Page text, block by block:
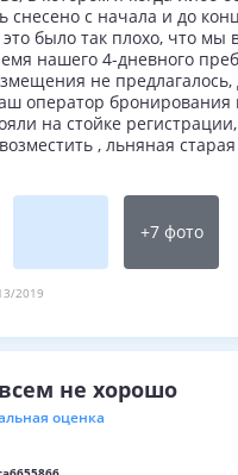
снесено с начала и до
было так плохо, что мы
нашего 4-дневного
не
оператор бронирования
на стойке
, льняная
не закрывалась бы
было разморозить,
это место все еще
+7фото
2019
не хорошо
оценка